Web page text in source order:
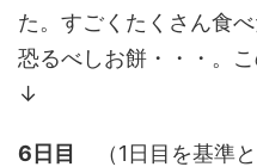
た。すごくたくさん食
恐るべしお餅・・・。
↓
6日目 （1日目を基準